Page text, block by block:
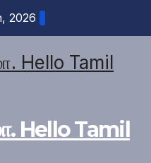
2026
Hello Tamil